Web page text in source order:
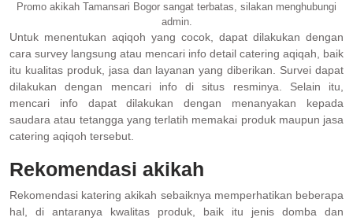
Promo akikah Tamansari Bogor sangat terbatas, silakan menghubungi
admin.
Untuk menentukan aqiqoh yang cocok, dapat dilakukan dengan
cara survey langsung atau mencari info detail catering aqiqah, baik
itu kualitas produk, jasa dan layanan yang diberikan. Survei dapat
dilakukan dengan mencari info di situs resminya. Selain itu,
mencari info dapat dilakukan dengan menanyakan kepada
saudara atau tetangga yang terlatih memakai produk maupun jasa
catering aqiqoh tersebut.
Rekomendasi akikah
Rekomendasi katering akikah sebaiknya memperhatikan beberapa
hal, di antaranya kwalitas produk, baik itu jenis domba dan